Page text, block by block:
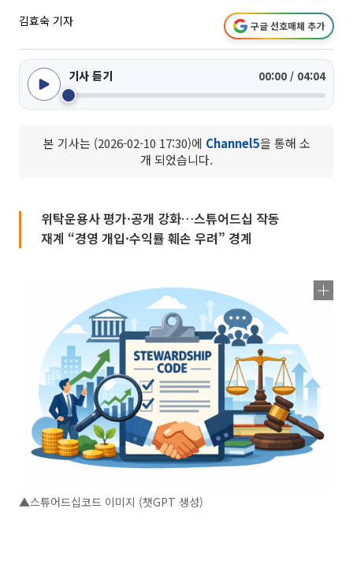
김효숙 기자 구글 선호매체 추가
기사 듣기 00:00 / 04:04
본 기사는 (2026-02-10 17:30)에 Channel5을 통해 소
개 되었습니다.
위탁운용사 평가·공개 강화…스튜어드십 작동
재계 “경영 개입·수익률 훼손 우려” 경계
▲스튜어드십코드 이미지 (챗GPT 생성)